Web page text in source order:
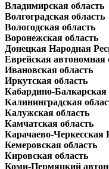
Владимирская область
Волгоградская область
Вологодская область
Воронежская область
Донецкая Народная
Еврейская автономная
Ивановская область
Иркутская область
Кабардино-Балкарская
Калининградская
Калужская область
Камчатская область
Карачаево-Черкесская
Кемеровская область
Кировская область
Коми-Пермяцкий